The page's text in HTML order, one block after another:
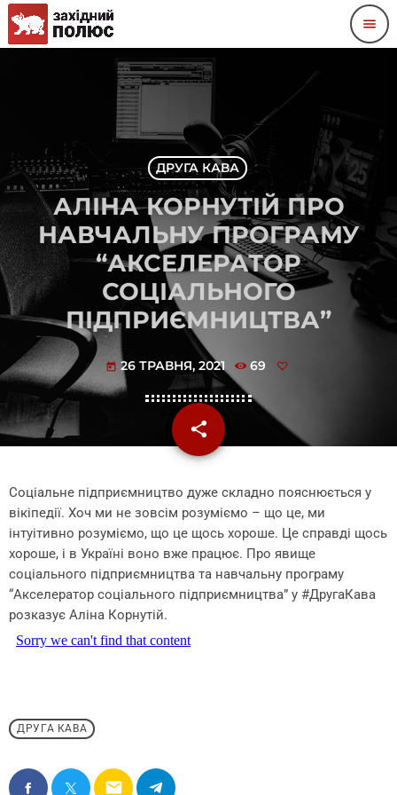
menu
ДРУГА КАВА
АЛІНА КОРНУТІЙ ПРО
НАВЧАЛЬНУ ПРОГРАМУ
“АКСЕЛЕРАТОР
СОЦІАЛЬНОГО
ПІДПРИЄМНИЦТВА”
today 26 ТРАВНЯ, 2021 69
share
email
Соціальне підприємництво дуже складно пояснюється у
вікіпедії. Хоч ми не зовсім розуміємо – що це, ми
інтуітивно розуміємо, що це щось хороше. Це справді щось
хороше, і в Україні воно вже працює. Про явище
соціального підприємництва та навчальну програму
“Акселератор соціального підприємництва” у #ДругаКава
розказує Аліна Корнутій.
ДРУГА КАВА
email